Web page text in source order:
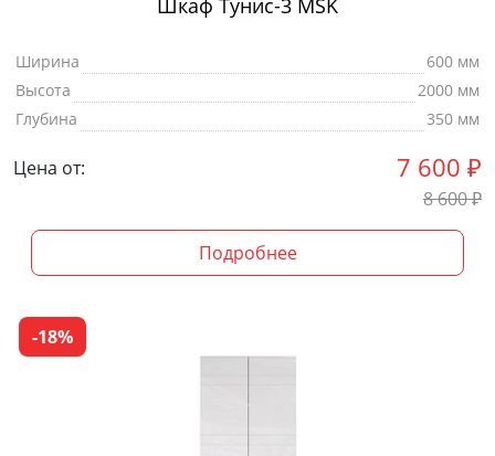
Шкаф Тунис-3 MSK
Ширина
600 мм
Высота
2000 мм
Глубина
350 мм
Цена от: 7 600 ₽
8 600₽
Подробнее
-18%